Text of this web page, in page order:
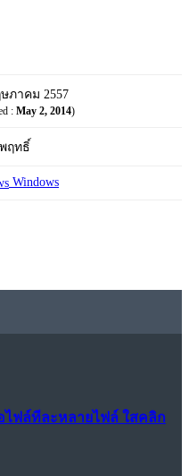
ภาคม 2557
: May 2, 2014)
ฤทธิ์
Windows
ไฟล์ทีละหลายไฟล์ ใสคลิก